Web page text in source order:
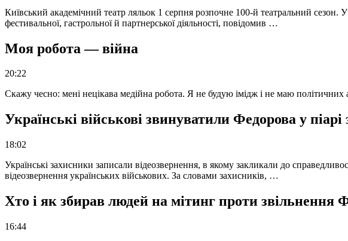
Київський академічний театр ляльок 1 серпня розпочне 100-й театральний сезон.
фестивальної, гастрольної й партнерської діяльності, повідомив …
Моя робота — війна
20:22
Скажу чесно: мені нецікава медійна робота. Я не будую імідж і не маю
Українські військові звинуватили Федорова у
18:02
Українські захисники записали відеозвернення, в якому закликали до
відеозвернення українських військових. За словами захисників, …
Хто і як збирав людей на мітинг проти звільнення
16:44